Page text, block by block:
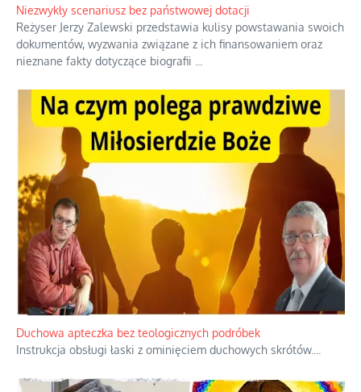
Niezwykły scenariusz bez państwowej dotacji
Reżyser Jerzy Zalewski przedstawia kulisy powstawania swoich
dokumentów, wyzwania związane z ich finansowaniem oraz
nieznane fakty dotyczące biografii
Duchowa apteczka bez teologicznych podróbek
Instrukcja obsługi łaski z ominięciem duchowych skrótów.